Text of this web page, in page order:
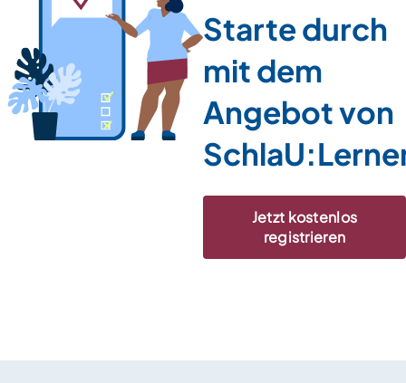
Starte durch
mit dem
Angebot von
Jetzt kostenlos
registrieren